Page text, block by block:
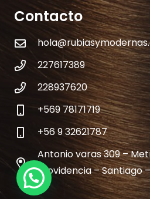
Contacto
227617389
228937620
+569 78171719
+56 9 32621787
Antonio varas 309 –
Providencia – Santiago
¿Necesitas Ayuda?